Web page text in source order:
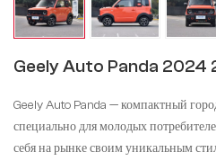
Geely Auto Panda 2024
Geely Auto Panda — компактный
специально для молодых
себя на рынке своим уникальным